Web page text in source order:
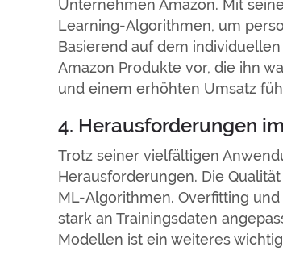
Unternehmen Amazon. Mit
Learning-Algorithmen, um
Basierend auf dem
Amazon Produkte vor, die ihn
und einem erhöhten Umsatz
4. Herausforderungen
Trotz seiner vielfältigen
Herausforderungen. Die
ML-Algorithmen. Overfitting
stark an Trainingsdaten
Modellen ist ein weiteres